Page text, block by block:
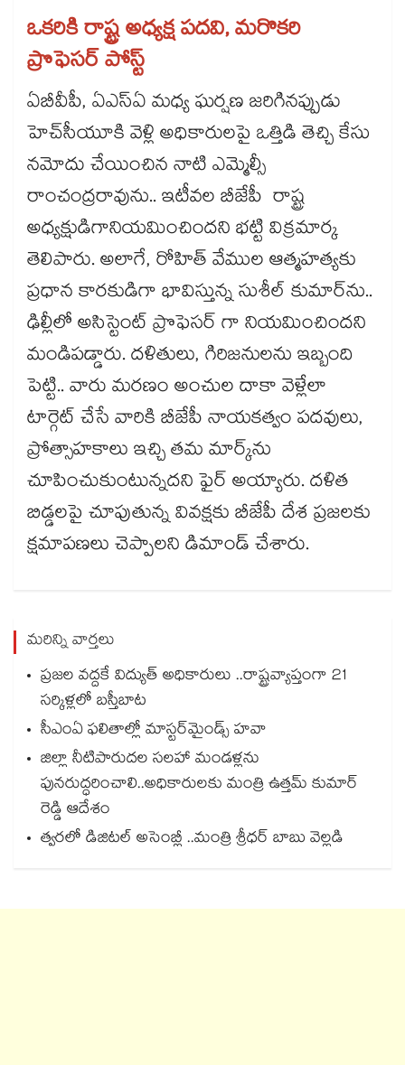
ఒకరికి రాష్ట్ర అధ్యక్ష పదవి, మరొకరి
ప్రొఫెసర్​ పోస్ట్​
ఏబీవీపీ, ఏఎస్ఏ మధ్య ఘర్షణ జరిగినప్పుడు
హెచ్‌‌‌‌‌‌‌‌‌‌‌‌‌‌‌‌సీయూకి వెళ్లి అధికారులపై ఒత్తిడి తెచ్చి కేసు
నమోదు చేయించిన నాటి ఎమ్మెల్సీ
రాంచంద్రరావును.. ఇటీవల బీజేపీ రాష్ట్ర
అధ్యక్షుడిగానియమించిందని భట్టి విక్రమార్క
తెలిపారు. అలాగే, రోహిత్‌‌‌‌‌‌‌‌‌‌‌‌‌‌‌‌ వేముల ఆత్మహత్యకు
ప్రధాన కారకుడిగా భావిస్తున్న సుశీల్‌‌‌‌‌‌‌‌‌‌‌‌‌‌‌‌ కుమార్‌‌‌‌‌‌‌‌‌‌‌‌‌‌‌‌ను..
ఢిల్లీలో అసిస్టెంట్‌‌‌‌‌‌‌‌‌‌‌‌‌‌‌‌ ప్రొఫెసర్‌‌‌‌‌‌‌‌‌‌‌‌‌‌‌‌ గా నియమించిందని
మండిపడ్డారు. దళితులు, గిరిజనులను ఇబ్బంది
పెట్టి.. వారు మరణం అంచుల దాకా వెళ్లేలా
టార్గెట్‌‌‌‌‌‌‌‌‌‌‌‌‌‌‌‌ చేసే వారికి బీజేపీ నాయకత్వం పదవులు,
ప్రోత్సాహకాలు ఇచ్చి తమ మార్క్‌‌‌‌‌‌‌‌‌‌‌‌‌‌‌‌ను
చూపించుకుంటున్నదని ఫైర్​ అయ్యారు. దళిత
బిడ్డలపై చూపుతున్న వివక్షకు బీజేపీ దేశ ప్రజలకు
క్షమాపణలు చెప్పాలని డిమాండ్‌‌‌‌‌‌‌‌‌‌‌‌‌‌‌‌ చేశారు.
మరిన్ని వార్తలు
ప్రజల వద్దకే విద్యుత్ అధికారులు ..రాష్ట్రవ్యాప్తంగా 21
సర్కిళ్లలో బస్తీబాట
సీఎంఏ ఫలితాల్లో మాస్టర్‌మైండ్స్ హవా
జిల్లా నీటిపారుదల సలహా మండళ్లను
పునరుద్ధరించాలి..అధికారులకు మంత్రి ఉత్తమ్ కుమార్
రెడ్డి ఆదేశం
త్వరలో డిజిటల్ అసెంబ్లీ ..మంత్రి శ్రీధర్ బాబు వెల్లడి